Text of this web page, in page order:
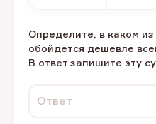
Определите, в каком
обойдется дешевле
В ответ запишите эту
Ответ